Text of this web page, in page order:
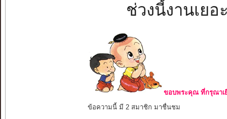
ช่วงนี้งานเย
ขอบพระคุณ ที่กรุณาเ
ข้อความนี้ มี 2 สมาชิก มาชื่นชม